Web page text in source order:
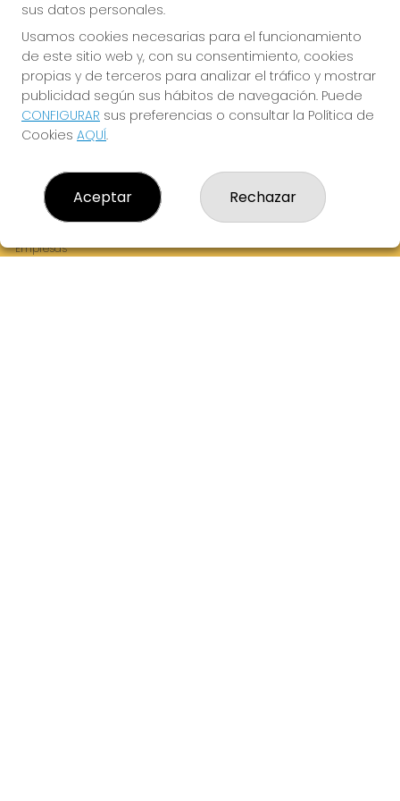
¡La Tres Loterias te desea Mucha Suerte!
¿Quiénes somos?
Comprar lotería
Resultados
Empresas
sus datos personales.
Usamos cookies necesarias para el funcionamiento
de este sitio web y, con su consentimiento, cookies
propias y de terceros para analizar el tráfico y mostrar
publicidad según sus hábitos de navegación. Puede
CONFIGURAR sus preferencias o consultar la Política de
Cookies AQUÍ.
Aceptar Rechazar